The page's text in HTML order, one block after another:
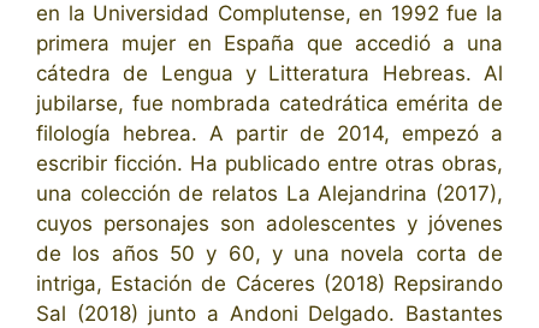
en la Universidad Complutense, en 1992 fue la
primera mujer en España que accedió a una
cátedra de Lengua y Litteratura Hebreas. Al
jubilarse, fue nombrada catedrática emérita de
filología hebrea. A partir de 2014, empezó a
escribir ficción. Ha publicado entre otras obras,
una colección de relatos La Alejandrina (2017),
cuyos personajes son adolescentes y jóvenes
de los años 50 y 60, y una novela corta de
intriga, Estación de Cáceres (2018) Repsirando
Sal (2018) junto a Andoni Delgado. Bastantes